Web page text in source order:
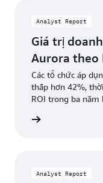
Analyst Report
Giá trị
Aurora theo
Các tổ chức áp
thấp hơn 42%,
ROI trong ba năm
Analyst Report